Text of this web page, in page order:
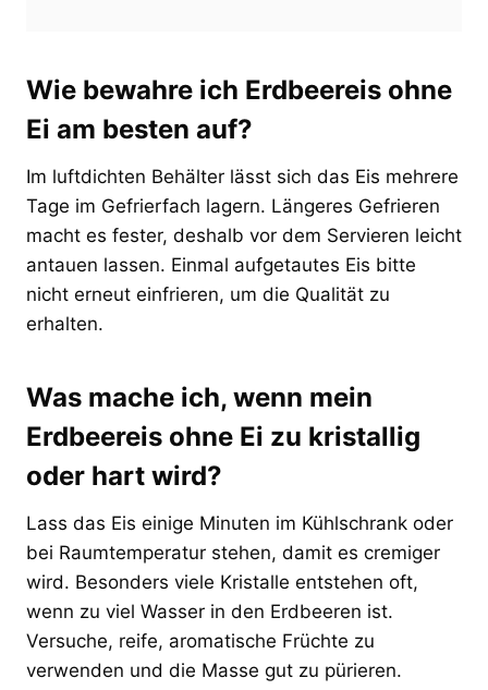
Wie bewahre ich Erdbeereis ohne
Ei am besten auf?
Im luftdichten Behälter lässt sich das Eis mehrere
Tage im Gefrierfach lagern. Längeres Gefrieren
macht es fester, deshalb vor dem Servieren leicht
antauen lassen. Einmal aufgetautes Eis bitte
nicht erneut einfrieren, um die Qualität zu
erhalten.
Was mache ich, wenn mein
Erdbeereis ohne Ei zu kristallig
oder hart wird?
Lass das Eis einige Minuten im Kühlschrank oder
bei Raumtemperatur stehen, damit es cremiger
wird. Besonders viele Kristalle entstehen oft,
wenn zu viel Wasser in den Erdbeeren ist.
Versuche, reife, aromatische Früchte zu
verwenden und die Masse gut zu pürieren.